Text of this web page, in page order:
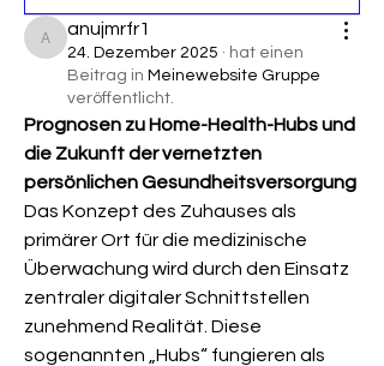
anujmrfr1
anujmrfr1
24. Dezember 2025 · hat einen
Beitrag in Meinewebsite Gruppe
veröffentlicht.
Prognosen zu Home-Health-Hubs und
die Zukunft der vernetzten
persönlichen Gesundheitsversorgung
Das Konzept des Zuhauses als
primärer Ort für die medizinische
Überwachung wird durch den Einsatz
zentraler digitaler Schnittstellen
zunehmend Realität. Diese
sogenannten „Hubs“ fungieren als